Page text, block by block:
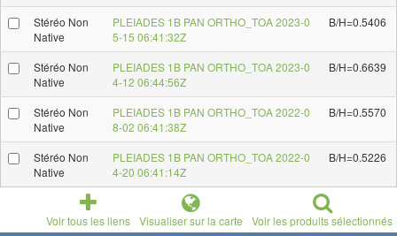
Stéréo Non
Native
PLEIADES 1B PAN ORTHO_TOA 2023-0
5-15 06:41:32Z
B/H=0.5406
Stéréo Non
Native
PLEIADES 1B PAN ORTHO_TOA 2023-0
4-12 06:44:56Z
B/H=0.6639
Stéréo Non
Native
PLEIADES 1B PAN ORTHO_TOA 2022-0
8-02 06:41:38Z
B/H=0.5570
Stéréo Non
Native
PLEIADES 1B PAN ORTHO_TOA 2022-0
4-20 06:41:14Z
B/H=0.5226
Voir tous les liens Visualiser sur la carte Voir les produits sélectionnés